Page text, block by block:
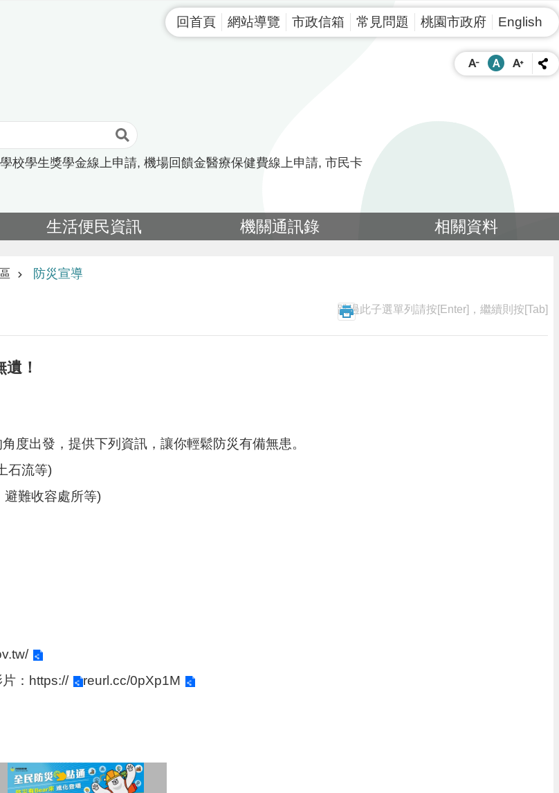
回首頁 網站導覽 市政信箱 常見問題 桃園市政府 English
校學生獎學金線上申請 機場回饋金醫療保健費線上申請 市民卡
生活便民資訊 機關通訊錄 相關資料
防災宣導
跳過此子選單列請按[Enter]，繼續則按[Tab]
！
度出發，提供下列資訊，讓你輕鬆防災有備無患。
石流等)
難收容處所等)
： https:// reurl.cc/0pXp1M